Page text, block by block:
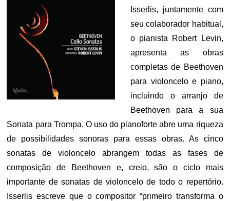
Isserlis, juntamente com
seu colaborador habitual,
o pianista Robert Levin,
apresenta as obras
completas de Beethoven
para violoncelo e piano,
incluindo o arranjo de
Beethoven para a sua
Sonata para Trompa. O uso do pianoforte abre uma riqueza
de possibilidades sonoras para essas obras. As cinco
sonatas de violoncelo abrangem todas as fases de
composição de Beethoven e, creio, são o ciclo mais
importante de sonatas de violoncelo de todo o repertório.
Isserlis escreve que o compositor “primeiro transforma o